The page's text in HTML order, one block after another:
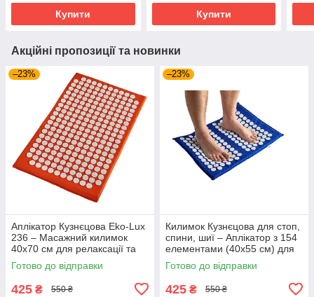
Купити Купити
Акційні пропозиції та новинки
–23%
Аплікатор Кузнєцова Eko-Lux
236 – Масажний килимок
40x70 см для релаксації та
відновлення
Готово до відправки
425 ₴ 550 ₴
–23%
Килимок Кузнєцова для стоп,
спини, шиї – Аплікатор з 154
елементами (40x55 см) для
точкового масажу
Готово до відправки
425 ₴ 550 ₴